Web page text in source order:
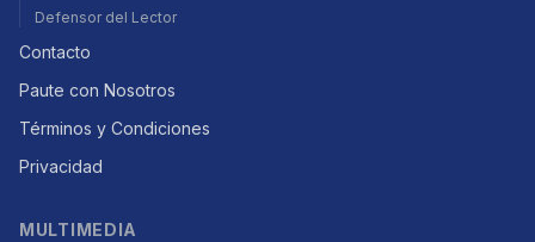
Defensor del Lector
Contacto
Paute con Nosotros
Términos y Condiciones
Privacidad
MULTIMEDIA